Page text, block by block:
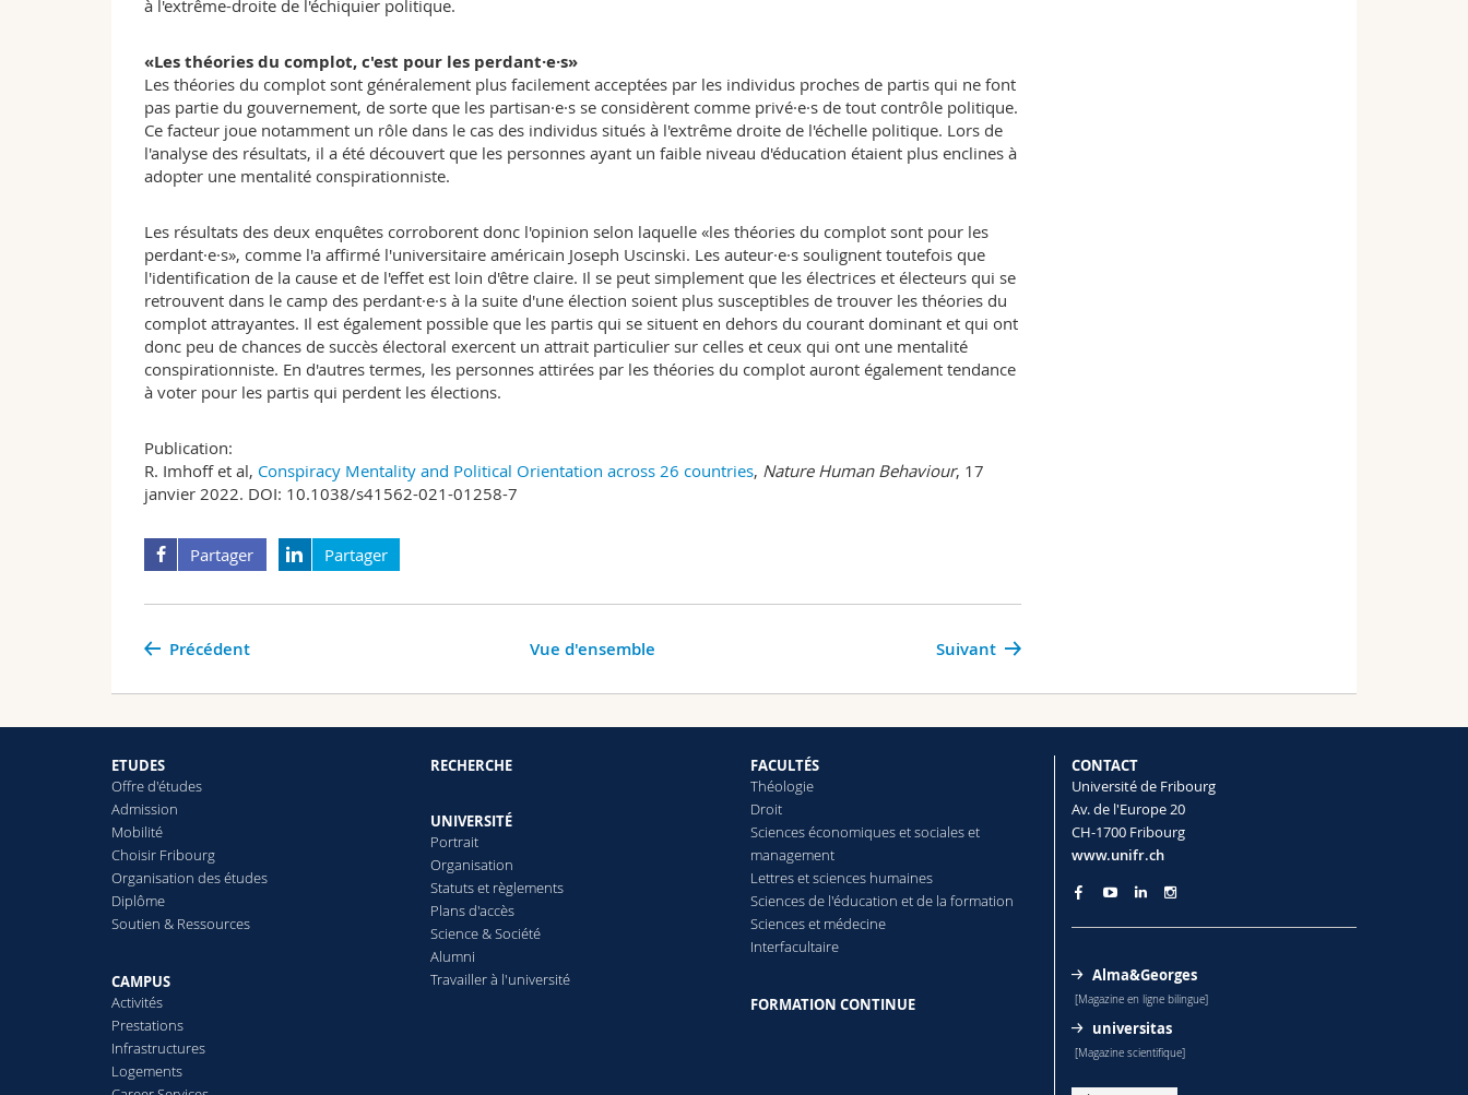
à l'extrême-droite de l'échiquier politique.
«Les théories du complot, c'est pour les perdant·e·s»
Les théories du complot sont généralement plus facilement acceptées par les individus proches de partis qui ne font
pas partie du gouvernement, de sorte que les partisan·e·s se considèrent comme privé·e·s de tout contrôle politique.
Ce facteur joue notamment un rôle dans le cas des individus situés à l'extrême droite de l'échelle politique. Lors de
l'analyse des résultats, il a été découvert que les personnes ayant un faible niveau d'éducation étaient plus enclines à
adopter une mentalité conspirationniste.
Les résultats des deux enquêtes corroborent donc l'opinion selon laquelle «les théories du complot sont pour les
perdant·e·s», comme l'a affirmé l'universitaire américain Joseph Uscinski. Les auteur·e·s soulignent toutefois que
l'identification de la cause et de l'effet est loin d'être claire. Il se peut simplement que les électrices et électeurs qui se
retrouvent dans le camp des perdant·e·s à la suite d'une élection soient plus susceptibles de trouver les théories du
complot attrayantes. Il est également possible que les partis qui se situent en dehors du courant dominant et qui ont
donc peu de chances de succès électoral exercent un attrait particulier sur celles et ceux qui ont une mentalité
conspirationniste. En d'autres termes, les personnes attirées par les théories du complot auront également tendance
à voter pour les partis qui perdent les élections.
Publication:
R. Imhoff et al, Conspiracy Mentality and Political Orientation across 26 countries, Nature Human Behaviour, 17
janvier 2022. DOI: 10.1038/s41562-021-01258-7
Partager Partager
Suivant
Précédent Vue d'ensemble
ETUDES
Offre d'études
Admission
Mobilité
Choisir Fribourg
Organisation des études
Diplôme
Soutien & Ressources
CAMPUS
Activités
Prestations
Infrastructures
Logements
RECHERCHE
UNIVERSITÉ
Portrait
Organisation
Statuts et règlements
Plans d'accès
Science & Société
Alumni
Travailler à l'université
FACULTÉS
Théologie
Droit
Sciences économiques et sociales et
management
Lettreset sciences humaines
Sciences de l'éducation et de la formation
Sciences et médecine
Interfacultaire
FORMATION CONTINUE
CONTACT
Université de Fribourg
Av. de l'Europe 20
CH-1700 Fribourg
www.unifr.ch
Alma&Georges
[Magazine en ligne bilingue]
universitas
[Magazine scientifique]